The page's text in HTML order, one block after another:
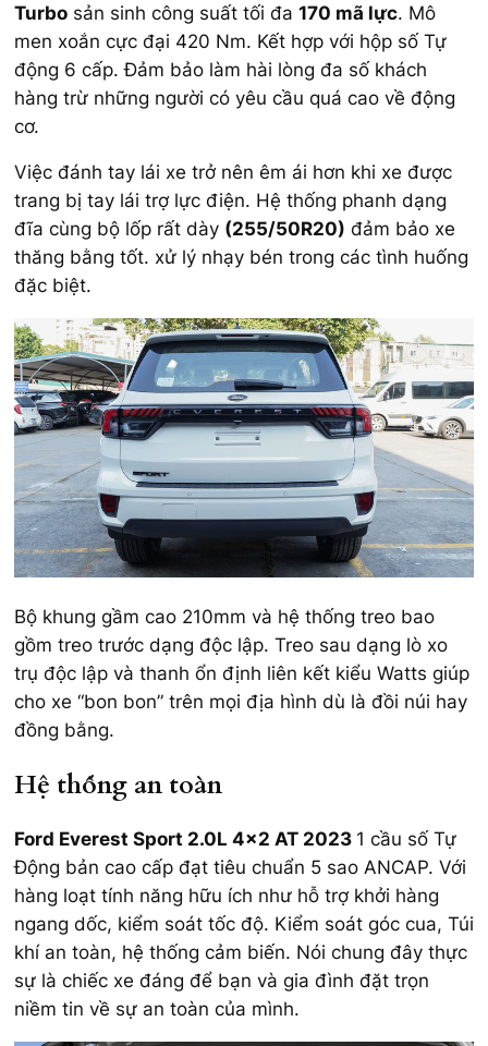
Turbo sản sinh công suất tối đa 170 mã lực. Mô
men xoắn cực đại 420 Nm. Kết hợp với hộp số Tự
động 6 cấp. Đảm bảo làm hài lòng đa số khách
hàng trừ những người có yêu cầu quá cao về động
cơ.
Việc đánh tay lái xe trở nên êm ái hơn khi xe được
trang bị tay lái trợ lực điện. Hệ thống phanh dạng
đĩa cùng bộ lốp rất dày (255/50R20) đảm bảo xe
thăng bằng tốt. xử lý nhạy bén trong các tình huống
đặc biệt.
Bộ khung gầm cao 210mm và hệ thống treo bao
gồm treo trước dạng độc lập. Treo sau dạng lò xo
trụ độc lập và thanh ổn định liên kết kiểu Watts giúp
cho xe “bon bon” trên mọi địa hình dù là đồi núi hay
đồng bằng.
Hệ thống an toàn
Ford Everest Sport 2.0L 4×2 AT 2023 1 cầu số Tự
Động bản cao cấp đạt tiêu chuẩn 5 sao ANCAP. Với
hàng loạt tính năng hữu ích như hỗ trợ khởi hàng
ngang dốc, kiểm soát tốc độ. Kiểm soát góc cua, Túi
khí an toàn, hệ thống cảm biến. Nói chung đây thực
sự là chiếc xe đáng để bạn và gia đình đặt trọn
niềm tin về sự an toàn của mình.